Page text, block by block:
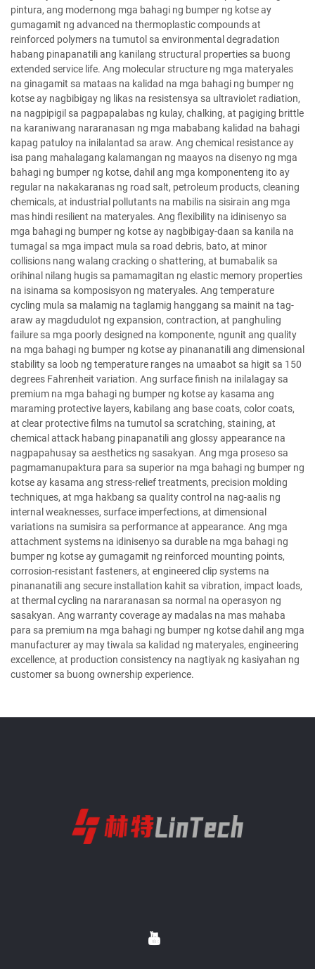
pintura, ang modernong mga bahagi ng bumper ng kotse ay
gumagamit ng advanced na thermoplastic compounds at
reinforced polymers na tumutol sa environmental degradation
habang pinapanatili ang kanilang structural properties sa buong
extended service life. Ang molecular structure ng mga materyales
na ginagamit sa mataas na kalidad na mga bahagi ng bumper ng
kotse ay nagbibigay ng likas na resistensya sa ultraviolet radiation,
na nagpipigil sa pagpapalabas ng kulay, chalking, at pagiging brittle
na karaniwang nararanasan ng mga mababang kalidad na bahagi
kapag patuloy na inilalantad sa araw. Ang chemical resistance ay
isa pang mahalagang kalamangan ng maayos na disenyo ng mga
bahagi ng bumper ng kotse, dahil ang mga komponenteng ito ay
regular na nakakaranas ng road salt, petroleum products, cleaning
chemicals, at industrial pollutants na mabilis na sisirain ang mga
mas hindi resilient na materyales. Ang flexibility na idinisenyo sa
mga bahagi ng bumper ng kotse ay nagbibigay-daan sa kanila na
tumagal sa mga impact mula sa road debris, bato, at minor
collisions nang walang cracking o shattering, at bumabalik sa
orihinal nilang hugis sa pamamagitan ng elastic memory properties
na isinama sa komposisyon ng materyales. Ang temperature
cycling mula sa malamig na taglamig hanggang sa mainit na tag-
araw ay magdudulot ng expansion, contraction, at panghuling
failure sa mga poorly designed na komponente, ngunit ang quality
na mga bahagi ng bumper ng kotse ay pinananatili ang dimensional
stability sa loob ng temperature ranges na umaabot sa higit sa 150
degrees Fahrenheit variation. Ang surface finish na inilalagay sa
premium na mga bahagi ng bumper ng kotse ay kasama ang
maraming protective layers, kabilang ang base coats, color coats,
at clear protective films na tumutol sa scratching, staining, at
chemical attack habang pinapanatili ang glossy appearance na
nagpapahusay sa aesthetics ng sasakyan. Ang mga proseso sa
pagmamanupaktura para sa superior na mga bahagi ng bumper ng
kotse ay kasama ang stress-relief treatments, precision molding
techniques, at mga hakbang sa quality control na nag-aalis ng
internal weaknesses, surface imperfections, at dimensional
variations na sumisira sa performance at appearance. Ang mga
attachment systems na idinisenyo sa durable na mga bahagi ng
bumper ng kotse ay gumagamit ng reinforced mounting points,
corrosion-resistant fasteners, at engineered clip systems na
pinananatili ang secure installation kahit sa vibration, impact loads,
at thermal cycling na nararanasan sa normal na operasyon ng
sasakyan. Ang warranty coverage ay madalas na mas mahaba
para sa premium na mga bahagi ng bumper ng kotse dahil ang mga
manufacturer ay may tiwala sa kalidad ng materyales, engineering
excellence, at production consistency na nagtiyak ng kasiyahan ng
customer sa buong ownership experience.